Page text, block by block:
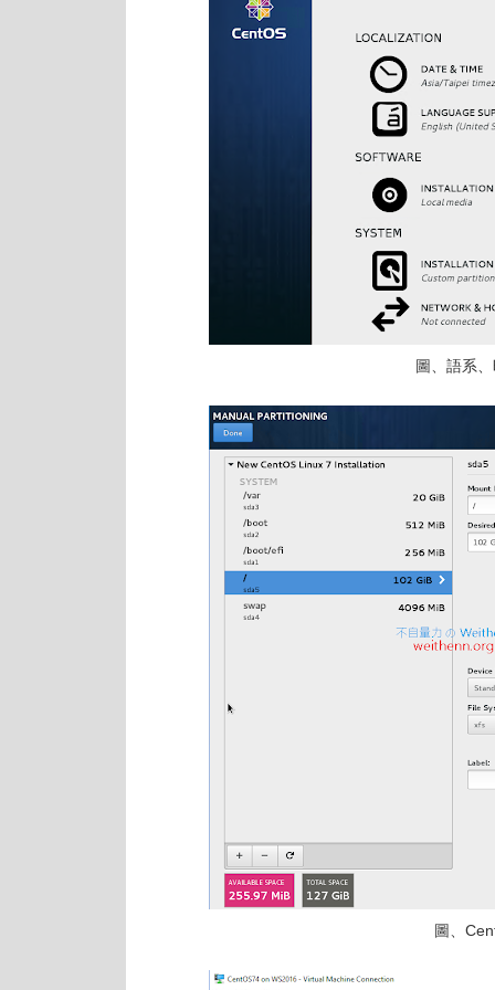
圖、語系
圖、